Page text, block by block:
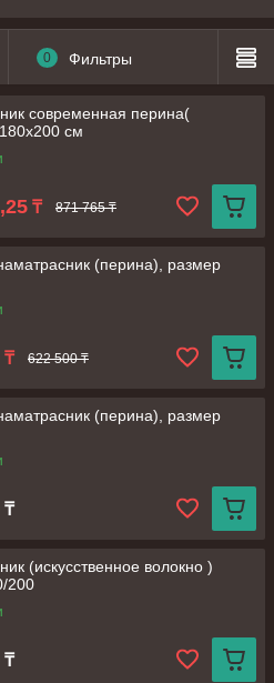
0 Фильтры
современная перина(
см
₸ 871 765 ₸
(перина), размер
₸ 622 500 ₸
(перина), размер
₸
(искусственное волокно )
200
₸